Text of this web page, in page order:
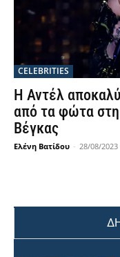
CELEBRITIES
Η Αντέλ
από τα φώτα
Βέγκας
Ελένη Βατίδου - 28/08/2023